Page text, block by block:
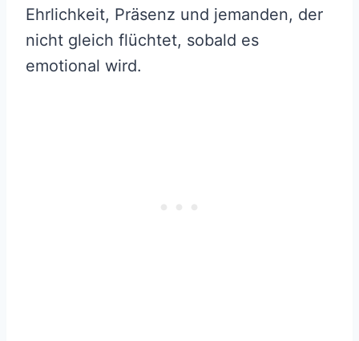
Ehrlichkeit, Präsenz und jemanden, der
nicht gleich flüchtet, sobald es
emotional wird.